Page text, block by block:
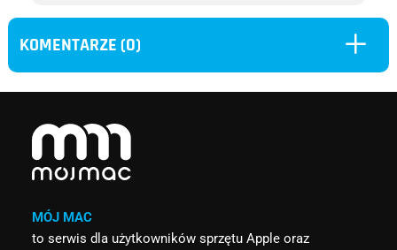
KOMENTARZE (0) L
MÓJ MAC
to serwis dla użytkowników sprzętu Apple oraz